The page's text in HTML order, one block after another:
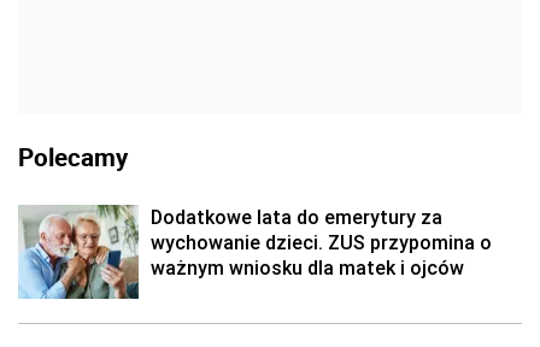
Polecamy
Dodatkowe lata do emerytury za
wychowanie dzieci. ZUS przypomina o
ważnym wniosku dla matek i ojców